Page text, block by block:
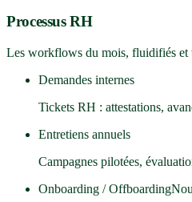
Processus RH
Les workflows du mois, fluidifiés et
Demandes internes
Tickets RH : attestations,
Entretiens annuels
Campagnes pilotées,
Onboarding / Offboarding